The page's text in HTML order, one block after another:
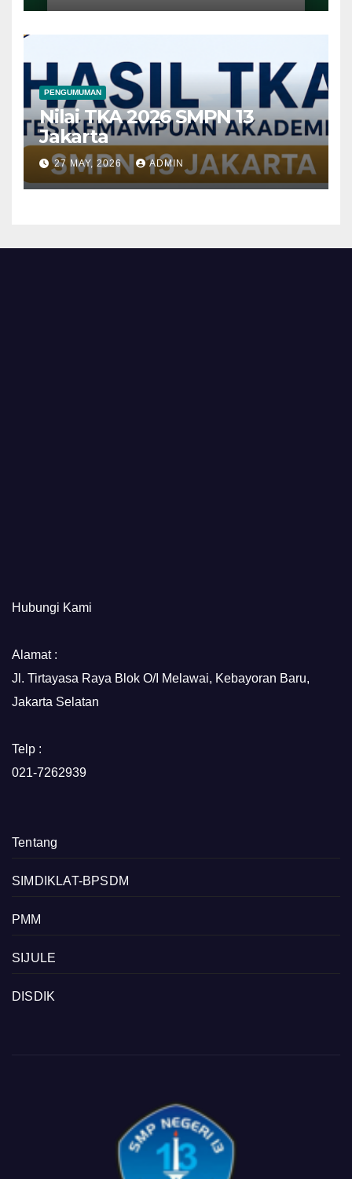
PENGUMUMAN
Nilai TKA 2026 SMPN 13
Jakarta
27 MAY, 2026 ADMIN
Hubungi Kami
Alamat :
Jl. Tirtayasa Raya Blok O/I Melawai, Kebayoran Baru,
Jakarta Selatan
Telp :
021-7262939
Tentang
SIMDIKLAT-BPSDM
PMM
SIJULE
DISDIK